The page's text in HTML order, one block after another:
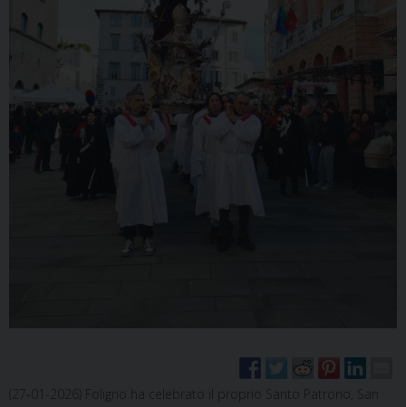
(27-01-2026) Foligno ha celebrato il proprio Santo Patrono, San